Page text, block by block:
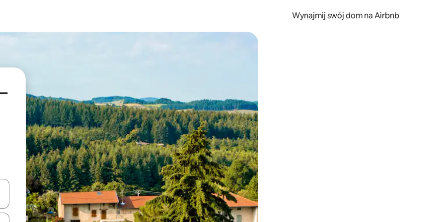
Wynajmij swój dom na Airbnb
nich za pomocą klawiszy strzałek w górę i w dół lub przeglądać je za pomocą gestów dotykowych lub przesuwania.